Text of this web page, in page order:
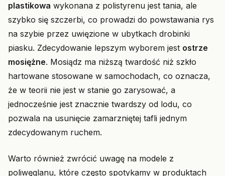
plastikowa wykonana z polistyrenu jest tania, ale
szybko się szczerbi, co prowadzi do powstawania rys
na szybie przez uwięzione w ubytkach drobinki
piasku. Zdecydowanie lepszym wyborem jest ostrze
mosiężne. Mosiądz ma niższą twardość niż szkło
hartowane stosowane w samochodach, co oznacza,
że w teorii nie jest w stanie go zarysować, a
jednocześnie jest znacznie twardszy od lodu, co
pozwala na usunięcie zamarzniętej tafli jednym
zdecydowanym ruchem.
Warto również zwrócić uwagę na modele z
poliwęglanu, które często spotykamy w produktach